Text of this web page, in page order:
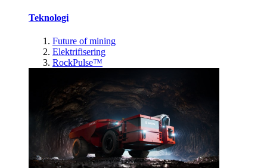
Teknologi
Future of mining
Elektrifisering
RockPulse™